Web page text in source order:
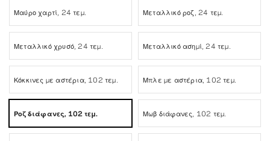
Μαύρο χαρτί, 24 τεμ. Μεταλλικό ροζ, 24 τεμ.
Μεταλλικό χρυσό, 24 τεμ. Μεταλλικό ασημί, 24 τεμ.
Κόκκινες με αστέρια, 102 τεμ. Μπλε με αστέρια, 102 τεμ.
Ροζ διάφανες, 102 τεμ. Μωβ διάφανες, 102 τεμ.